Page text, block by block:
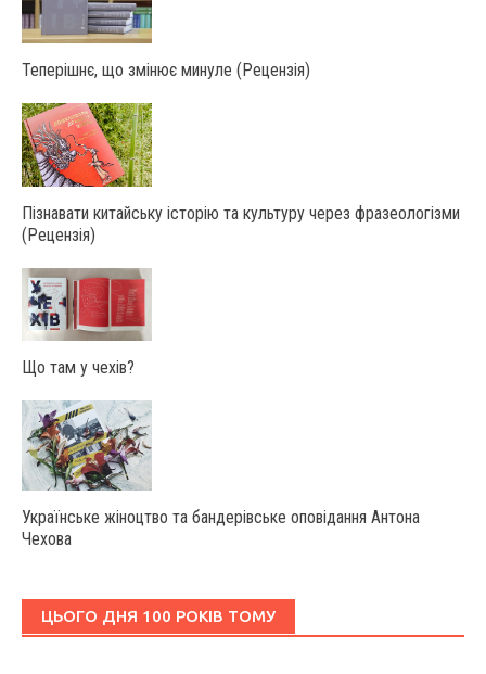
Теперішнє, що змінює минуле (Рецензія)
Пізнавати китайську історію та культуру через фразеологізми
(Рецензія)
Що там у чехів?
Українське жіноцтво та бандерівське оповідання Антона
Чехова
ЦЬОГО ДНЯ 100 РОКІВ ТОМУ